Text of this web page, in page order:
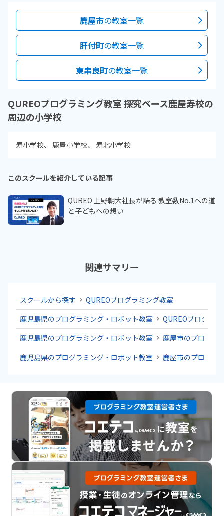
鹿屋市の教室一覧
肝付町の教室一覧
東串良町の教室一覧
QUREOプログラミング教室 探究ベース鹿屋寿校の
周辺の小学校
寿小学校 鹿屋小学校 寿北小学校
このスクールを紹介している記事
QUREO 上野朝大社長が語る 教室数No.1への道
と子どもへの想い
関連サマリー
スクールから探す
QUREOプログラミング教室
鹿児島県のプログラミング・ロボット教室
QUREOプログラ
鹿児島県のプログラミング・ロボット教室
鹿屋市のプログラ
鹿児島県のプログラミング・ロボット教室
鹿屋市のプログラ